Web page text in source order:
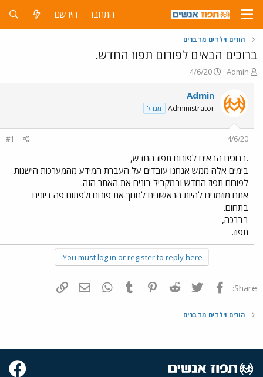
התחבר הירשם
הורים וילדים מדברים
ברוכים הבאים לפורום תפוז החדש.
פ
ו
ח
ו
ש
א
Admin
פ
ו
ר
ם
ר
י
ך
4/6/20
Admin
Administrator מנהל
4/6/20
#1
.ברוכים הבאים לפורום תפוז החדש,
בימים אלה ממש אנחנו עובדים על העברת המידע מהמערכות הישנות
לפורום תפוז החדש ובמקביל בונים את האתר הזה.
אתם מוזמנים להיות הראשונים לחנוך את פורום ולפתוח פה דיונים
בתחום.
בברכה,
תפוז.
You must log in or register to reply here.
Share: פייסבוק Twitter
Reddit
Pinterest
Tumblr
WhatsAppדואר אלקטרוני
הורים וילדים מדברים